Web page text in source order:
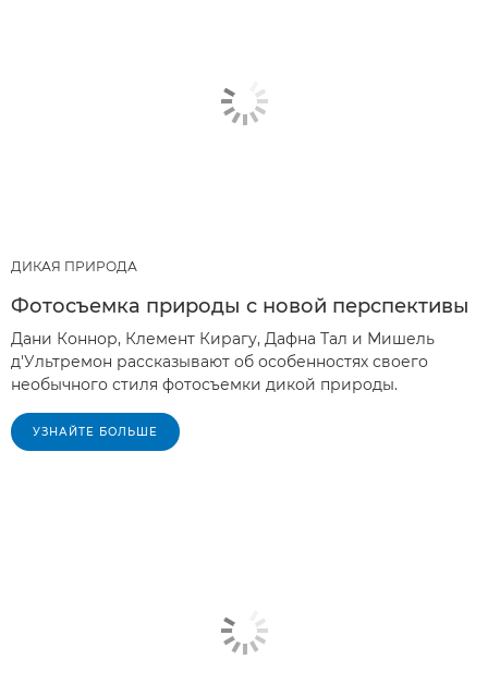
ДИКАЯ ПРИРОДА
Фотосъемка природы с новой перспективы
Дани Коннор, Клемент Кирагу, Дафна Тал и Мишель
д'Ультремон рассказывают об особенностях своего
необычного стиля фотосъемки дикой природы.
УЗНАЙТЕ БОЛЬШЕ